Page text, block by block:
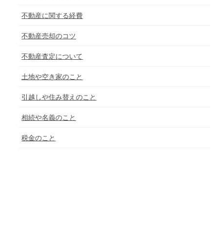
不動産に関する経費
不動産売却のコツ
不動産査定について
土地や空き家のこと
引越しや住み替えのこと
相続や名義のこと
税金のこと